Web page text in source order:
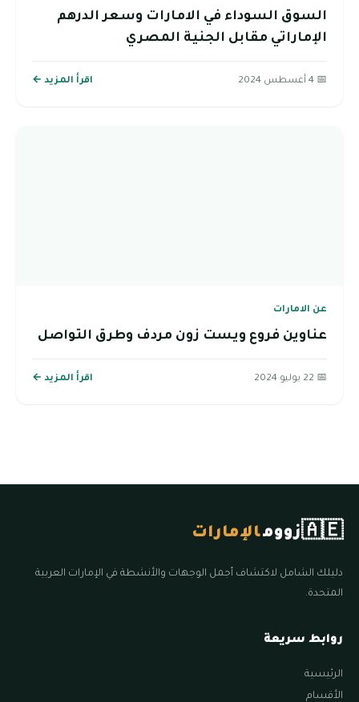
السوق السوداء في الامارات وسعر الدرهم
الإماراتي مقابل الجنية المصري
📅 4 أغسطس 2024 اقرأ المزيد ←
عن الامارات
عناوين فروع ويست زون مردف وطرق التواصل
📅 22 يوليو 2024 اقرأ المزيد ←
🇦🇪زوومالإمارات
دليلك الشامل لاكتشاف أجمل الوجهات والأنشطة في الإمارات العربية
المتحدة.
روابط سريعة
الرئيسية
الأقسام